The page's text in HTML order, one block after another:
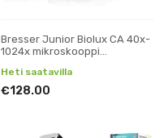
Bresser Junior Biolux CA 40x-
1024x mikroskooppi
Heti saatavilla
€128.00